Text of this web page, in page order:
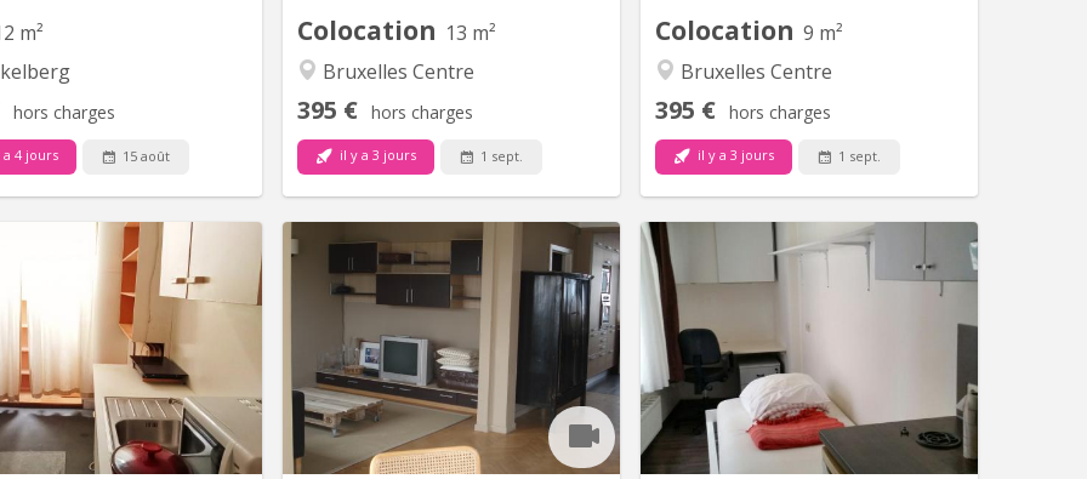
m²
hors charges
a 4 jours 15 août
Colocation 13 m²
Bruxelles Centre
395 € hors charges
il y a 3 jours 1 sept.
Colocation 9 m²
Bruxelles Centre
395 € hors charges
il y a 3 jours 1 sept.
BK 178
meublée pour étudiant tout
ULB Erasme. A 50 m du métro
Une chambre avec mezzanine.
individuelle. 1 douche/toilettes
3 personnes. Internet . Pas de
domiciliation
BK 5982
2 chambres de libre dans une coloc de
4 chambres / 4 personnes , 620€
toutes charges comprises. Proximité
ISEI - Parnasse - Mounier - ULB - VUB
- St Luc - Ichec - Ephec - St Louis -
RTBF, via Métro Tram Bus : station
Diamant Montgomery. Proximité
centres commerciaux, alimentation,
Kot individuel dans propriété calme .
Entrée indépendante. Internet haut